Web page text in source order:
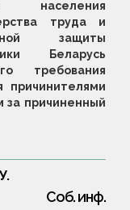
населения
труда и
защиты
Беларусь
требования
причинителями
за причиненный
Соб. инф.